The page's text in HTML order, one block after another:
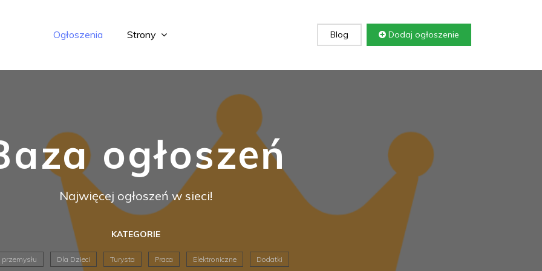
Ogłoszenia Strony Blog Dodaj ogłoszenie
ogłoszeń
Najwięcej ogłoszeń w sieci!
KATEGORIE
Dla Dzieci Turysta Praca Elektroniczne Dodatki